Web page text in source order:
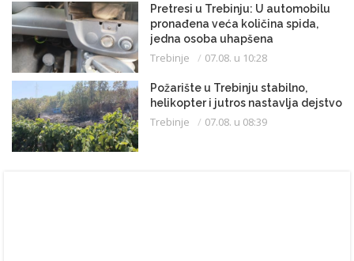
Pretresi u Trebinju: U automobilu
pronađena veća količina spida,
jedna osoba uhapšena
Trebinje 07.08. u 10:28
Požarište u Trebinju stabilno,
helikopter i jutros nastavlja dejstvo
Trebinje 07.08. u 08:39